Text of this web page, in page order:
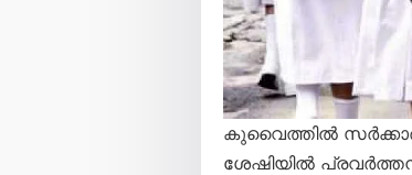
കുവൈത്തിൽ
ശേഷിയിൽ